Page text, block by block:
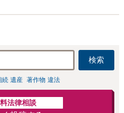
検索
続 遺産 著作物 違法
法律相談